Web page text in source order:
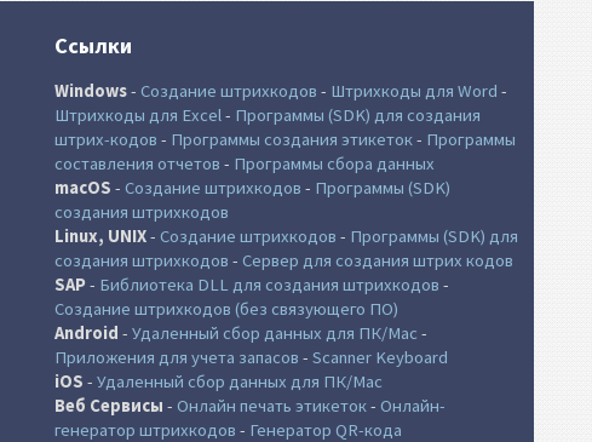
Ссылки
Windows- Создание штрихкодов - Штрихкоды для Word -
Штрихкоды для Excel- Программы (SDK) для создания
штрих-кодов - Программы создания этикеток- Программы
составления отчетов - Программы сбора данных
macOS - Создание штрихкодов - Программы (SDK)
создания штрихкодов
Linux, UNIX- Создание штрихкодов - Программы (SDK) для
создания штрихкодов - Сервер для создания штрих кодов
SAP- Библиотека DLL для создания штрихкодов -
Создание штрихкодов (без связующего ПО)
Android - Удаленный сбор данных для ПК/Mac -
Приложения для учета запасов - Scanner Keyboard
iOS - Удаленный сбор данных для ПК/Mac
Веб Сервисы - Онлайн печать этикеток- Онлайн-
генератор штрихкодов - Генератор QR-кода